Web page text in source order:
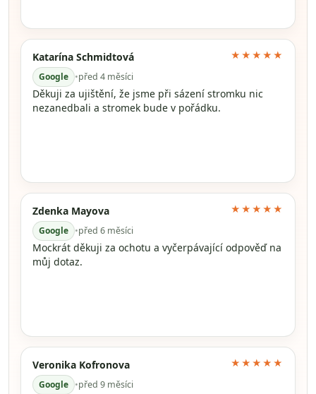
Katarína Schmidtová
Google •před 4 měsíci
★★★★★
Děkuji za ujištění, že jsme při sázení stromku nic
nezanedbali a stromek bude v pořádku.
Zdenka Mayova
Google •před 6 měsíci
★★★★★
Mockrát děkuji za ochotu a vyčerpávající odpověď na
můj dotaz.
Veronika Kofronova
Google •před 9 měsíci
★★★★★